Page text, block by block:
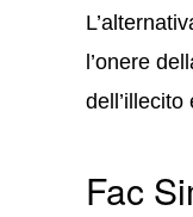
l’onere
Fac